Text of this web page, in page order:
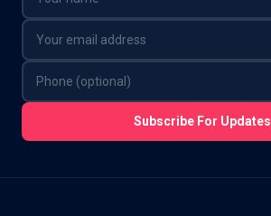
Subscribe For Updates